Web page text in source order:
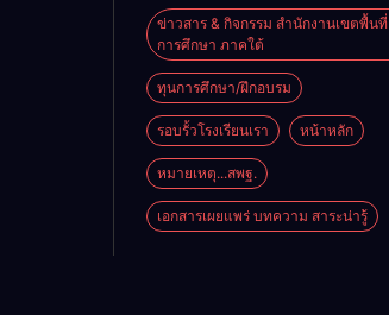
ข่าวสาร & กิจกรรม สำนักงานเขตพื้นที่
การศึกษา ภาคใต้
ทุนการศึกษา/ฝึกอบรม
รอบรั้วโรงเรียนเรา หน้าหลัก
หมายเหตุ...สพฐ.
เอกสารเผยแพร่ บทความ สาระน่ารู้